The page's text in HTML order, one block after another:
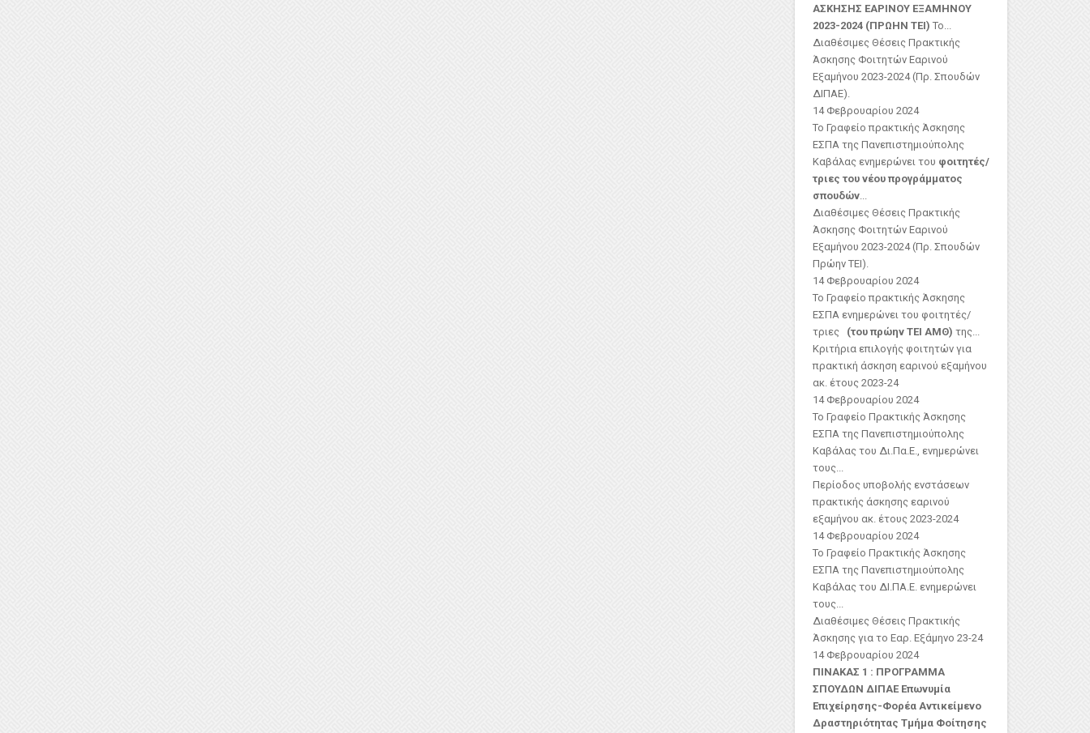
ΑΣΚΗΣΗΣ ΕΑΡΙΝΟΥ ΕΞΑΜΗΝΟΥ
2023-2024 (ΠΡΩΗΝ ΤΕΙ) Το...
Διαθέσιμες Θέσεις Πρακτικής
Άσκησης Φοιτητών Εαρινού
Εξαμήνου 2023-2024 (Πρ. Σπουδών
ΔΙΠΑΕ).
14 Φεβρουαρίου 2024
Το Γραφείο πρακτικής Άσκησης
ΕΣΠΑ της Πανεπιστημιούπολης
Καβάλας ενημερώνει του φοιτητές/
τριες του νέου προγράμματος
σπουδών...
Διαθέσιμες Θέσεις Πρακτικής
Άσκησης Φοιτητών Εαρινού
Εξαμήνου 2023-2024 (Πρ. Σπουδών
Πρώην ΤΕΙ).
14 Φεβρουαρίου 2024
Το Γραφείο πρακτικής Άσκησης
ΕΣΠΑ ενημερώνει του φοιτητές/
τριες (του πρώην ΤΕΙ ΑΜΘ) της...
Κριτήρια επιλογής φοιτητών για
πρακτική άσκηση εαρινού εξαμήνου
ακ. έτους 2023-24
14 Φεβρουαρίου 2024
Το Γραφείο Πρακτικής Άσκησης
ΕΣΠΑ της Πανεπιστημιούπολης
Καβάλας του Δι.Πα.Ε., ενημερώνει
τους...
Περίοδος υποβολής ενστάσεων
πρακτικής άσκησης εαρινού
εξαμήνου ακ. έτους 2023-2024
14 Φεβρουαρίου 2024
Το Γραφείο Πρακτικής Άσκησης
ΕΣΠΑ της Πανεπιστημιούπολης
Καβάλας του ΔΙ.ΠΑ.Ε. ενημερώνει
τους...
Διαθέσιμες Θέσεις Πρακτικής
Άσκησης για το Εαρ. Εξάμηνο 23-24
14 Φεβρουαρίου 2024
ΠΙΝΑΚΑΣ 1 : ΠΡΟΓΡΑΜΜΑ
ΣΠΟΥΔΩΝ ΔΙΠΑΕ Επωνυμία
Επιχείρησης-Φορέα Αντικείμενο
Δραστηριότητας Τμήμα Φοίτησης